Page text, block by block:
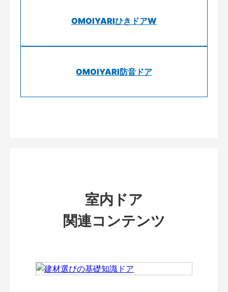
OMOIYARIひきドアW
OMOIYARI防音ドア
室内ドア
関連コンテンツ